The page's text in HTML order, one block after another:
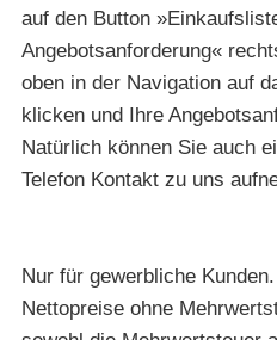
auf den Button
Angebotsanforderung«
oben in der Navigation auf
klicken und Ihre
Natürlich können Sie auch
Telefon Kontakt zu uns
Nur für gewerbliche
Nettopreise ohne